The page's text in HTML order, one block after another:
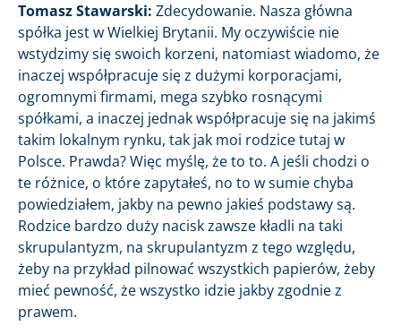
Tomasz Stawarski: Zdecydowanie. Nasza główna
spółka jest w Wielkiej Brytanii. My oczywiście nie
wstydzimy się swoich korzeni, natomiast wiadomo, że
inaczej współpracuje się z dużymi korporacjami,
ogromnymi firmami, mega szybko rosnącymi
spółkami, a inaczej jednak współpracuje się na jakimś
takim lokalnym rynku, tak jak moi rodzice tutaj w
Polsce. Prawda? Więc myślę, że to to. A jeśli chodzi o
te różnice, o które zapytałeś, no to w sumie chyba
powiedziałem, jakby na pewno jakieś podstawy są.
Rodzice bardzo duży nacisk zawsze kładli na taki
skrupulantyzm, na skrupulantyzm z tego względu,
żeby na przykład pilnować wszystkich papierów, żeby
mieć pewność, że wszystko idzie jakby zgodnie z
prawem.